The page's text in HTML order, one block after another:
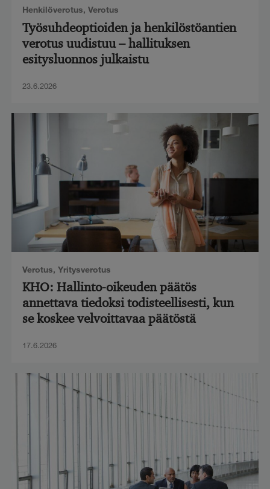
Henkilöverotus, Verotus
Työsuhdeoptioiden ja henkilöstöantien
verotus uudistuu – hallituksen
esitysluonnos julkaistu
23.6.2026
Verotus, Yritysverotus
KHO: Hallinto-oikeuden päätös
annettava tiedoksi todisteellisesti, kun
se koskee velvoittavaa päätöstä
17.6.2026